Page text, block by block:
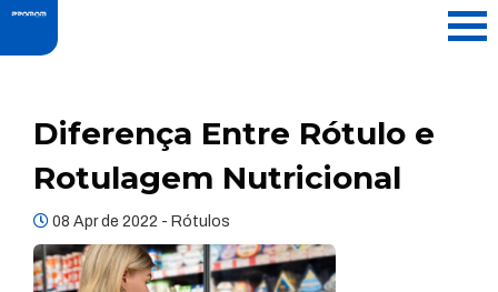
Diferença Entre Rótulo e
Rotulagem Nutricional
08 Apr de 2022 - Rótulos